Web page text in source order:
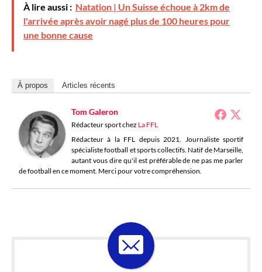
À lire aussi : Natation | Un Suisse échoue à 2km de
l'arrivée après avoir nagé plus de 100 heures pour
une bonne cause
À propos Articles récents
Tom Galeron
Rédacteur sportchez La FFL
Rédacteur à la FFL depuis 2021. Journaliste sportif
spécialiste football et sports collectifs. Natif de Marseille,
autant vous dire qu'il est préférable de ne pas me parler
de football en ce moment. Merci pour votre compréhension.